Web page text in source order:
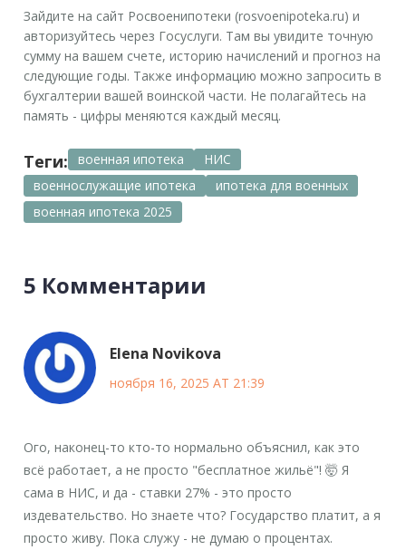
Зайдите на сайт Росвоенипотеки (rosvoenipoteka.ru) и
авторизуйтесь через Госуслуги. Там вы увидите точную
сумму на вашем счете, историю начислений и прогноз на
следующие годы. Также информацию можно запросить в
бухгалтерии вашей воинской части. Не полагайтесь на
память - цифры меняются каждый месяц.
Теги: военная ипотека
НИС
военнослужащие ипотека
ипотека для военных
военная ипотека 2025
5 Комментарии
Elena Novikova
ноября 16, 2025 AT 21:39
Ого, наконец-то кто-то нормально объяснил, как это
всё работает, а не просто "бесплатное жильё"! 🤯 Я
сама в НИС, и да - ставки 27% - это просто
издевательство. Но знаете что? Государство платит, а я
просто живу. Пока служу - не думаю о процентах.